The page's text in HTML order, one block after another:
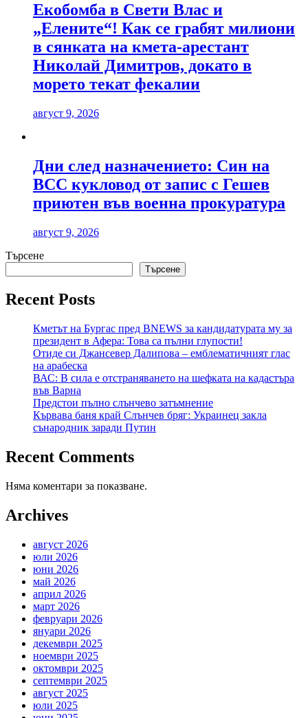
Екобомба в Свети Влас и
„Елените“! Как се грабят милиони
в сянката на кмета-арестант
Николай Димитров, докато в
морето текат фекалии
август 9, 2026
Дни след назначението: Син на
ВСС кукловод от запис с Гешев
приютен във военна прокуратура
август 9, 2026
Търсене
Търсене
Recent Posts
Кметът на Бургас пред BNEWS за кандидатурата му за
президент в Афера: Това са пълни глупости!
Отиде си Джансевер Далипова – емблематичният глас
на арабеска
ВАС: В сила е отстраняването на шефката на кадастъра
във Варна
Предстои пълно слънчево затъмнение
Кървава баня край Слънчев бряг: Украинец закла
сънародник заради Путин
Recent Comments
Няма коментари за показване.
Archives
август 2026
юли 2026
юни 2026
май 2026
април 2026
март 2026
февруари 2026
януари 2026
декември 2025
ноември 2025
октомври 2025
септември 2025
август 2025
юли 2025